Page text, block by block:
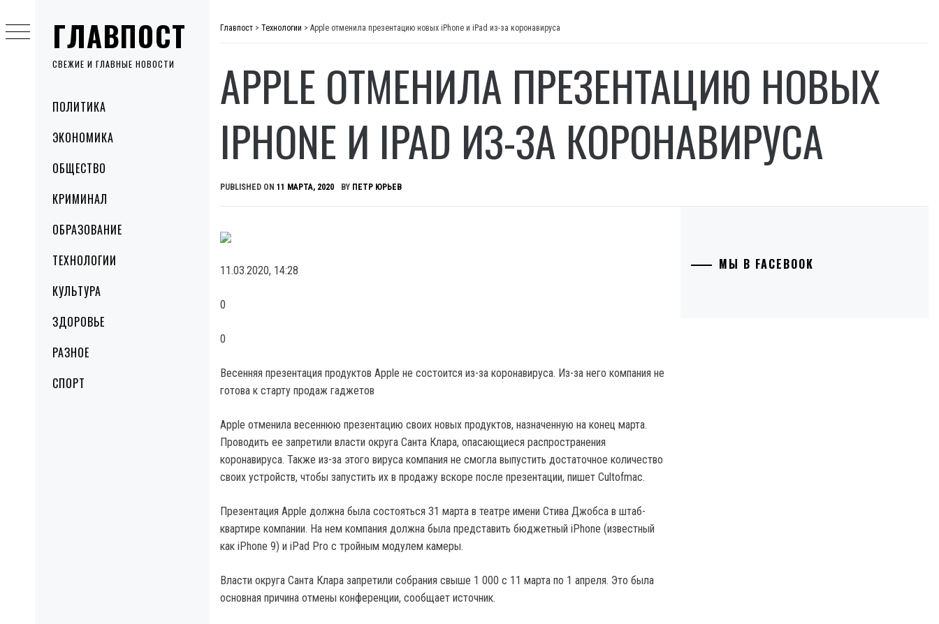
ГЛАВПОСТ
СВЕЖИЕ И ГЛАВНЫЕ НОВОСТИ
MenuПОЛИТИКА
ЭКОНОМИКА
ОБЩЕСТВО
КРИМИНАЛ
ОБРАЗОВАНИЕ
ТЕХНОЛОГИИ
КУЛЬТУРА
ЗДОРОВЬЕ
РАЗНОЕ
СПОРТ
to
content
Главпост > Технологии > Apple отменила презентацию новых iPhone и iPad из-за коронавируса
APPLE ОТМЕНИЛА ПРЕЗЕНТАЦИЮ НОВЫХ
IPHONE И IPAD ИЗ-ЗА КОРОНАВИРУСА
PUBLISHED ON 11 МАРТА, 2020 BY ПЕТР ЮРЬЕВ
11.03.2020, 14:28
0
0
Весенняя презентация продуктов Apple не состоится из-за коронавируса. Из-за него компания не
готова к старту продаж гаджетов
Apple отменила весеннюю презентацию своих новых продуктов, назначенную на конец марта.
Проводить ее запретили власти округа Санта Клара, опасающиеся распространения
коронавируса. Также из-за этого вируса компания не смогла выпустить достаточное количество
своих устройств, чтобы запустить их в продажу вскоре после презентации, пишет Cultofmac.
Презентация Apple должна была состояться 31 марта в театре имени Стива Джобса в штаб-
квартире компании. На нем компания должна была представить бюджетный iPhone (известный
как iPhone 9) и iPad Pro с тройным модулем камеры.
Власти округа Санта Клара запретили собрания свыше 1 000 с 11 марта по 1 апреля. Это была
основная причина отмены конференции, сообщает источник.
МЫ В FACEBOOK